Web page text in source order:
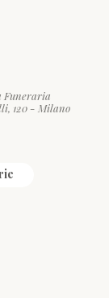
Funeraria
120 - Milano